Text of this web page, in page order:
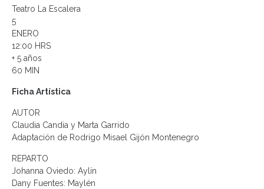
Teatro La Escalera
5
ENERO
12:00 HRS
+ 5 años
60 MIN
Ficha Artística
AUTOR
Claudia Candia y Marta Garrido
Adaptación de Rodrigo Misael Gijón Montenegro
REPARTO
Johanna Oviedo: Aylín
Dany Fuentes: Maylén